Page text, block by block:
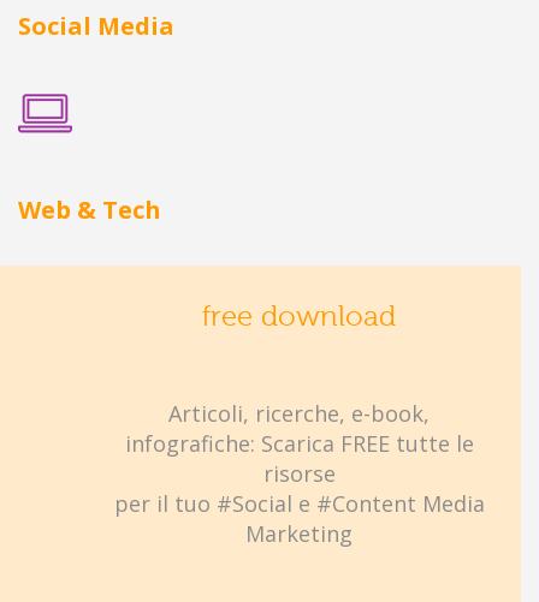
Social Media
Web & Tech
free download
Articoli, ricerche, e-book,
infografiche: Scarica FREE tutte le
risorse
per il tuo #Social e #Content Media
Marketing